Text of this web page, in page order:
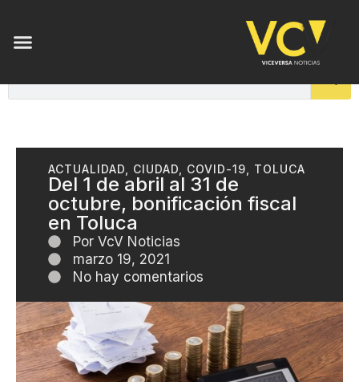
ACTUALIDAD CIUDAD COVID-19 TOLUCA
Del 1 de abril al 31 de
octubre, bonificación fiscal
en Toluca
Por VcV Noticias
marzo 19, 2021
No hay comentarios